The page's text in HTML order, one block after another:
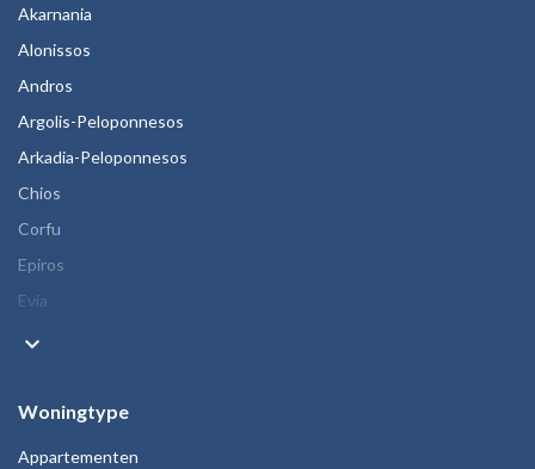
Akarnania
Alonissos
Andros
Argolis-Peloponnesos
Arkadia-Peloponnesos
Chios
Corfu
Epiros
Evia
keyboard_arrow_down
Woningtype
Appartementen